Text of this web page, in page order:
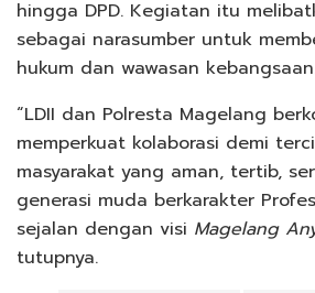
hingga DPD. Kegiatan itu
sebagai narasumber untuk
hukum dan wawasan
“LDII dan Polresta Magelang
memperkuat kolaborasi demi
masyarakat yang aman, tertib,
generasi muda berkarakter
sejalan dengan visi Magelang
tutupnya.